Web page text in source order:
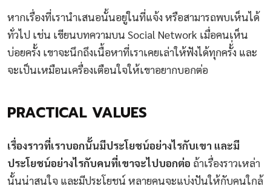
หากเรื่องที่เรานำเสนอนั้นอยู่ในที่แจ้ง หรือสามารถพบเห็นได้
ทั่วไป เช่น เขียนบทความบน Social Network เมื่อคนเห็น
บ่อยครั้ง เขาจะนึกถึงเนื้อหาที่เราเคยเล่าให้ฟังได้ทุกครั้่ง และ
จะเป็นเหมือนเครื่องเตือนใจให้เขาอยากบอกต่อ
PRACTICAL VALUES
เรื่องราวที่เราบอกนั้นมีประโยชน์อย่างไรกับเขา และมี
ประโยชน์อย่างไรกับคนที่เขาจะไปบอกต่อ ถ้าเรื่องราวเหล่า
นั้นน่าสนใจ และมีประโยชน์ หลายคนจะแบ่งปันให้กับคนใกล้